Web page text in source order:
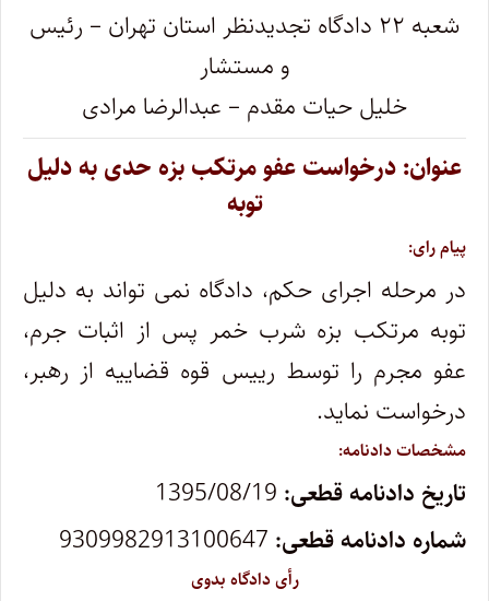
شعبه ۲۲ دادگاه تجدیدنظر استان تهران – رئیس
و مستشار
خلیل حیات مقدم – عبدالرضا مرادی
عنوان: درخواست عفو مرتکب بزه حدی به دلیل
توبه
پیام رای:
در مرحله اجرای حکم، دادگاه نمی تواند به دلیل
توبه مرتکب بزه شرب خمر پس از اثبات جرم،
عفو مجرم را توسط رییس قوه قضاییه از رهبر،
درخواست نماید.
مشخصات دادنامه:
تاریخ دادنامه قطعی:
شماره دادنامه قطعی: 9309982913100647
رأی دادگاه بدوی